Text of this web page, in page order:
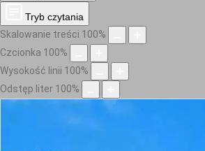
Tryb czytania
Skalowanie treści 100%
Czcionka 100%
Wysokość linii 100%
Odstęp liter 100%